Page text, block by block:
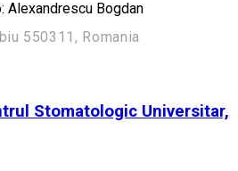
Alexandrescu Bogdan
550311, Romania
Stomatologic Universitar,